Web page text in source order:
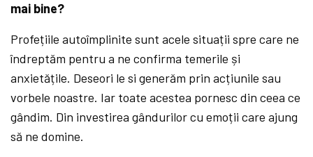
mai bine?
Profețiile autoîmplinite sunt acele situații spre care ne
îndreptăm pentru a ne confirma temerile și
anxietățile. Deseori le si generăm prin acțiunile sau
vorbele noastre. Iar toate acestea pornesc din ceea ce
gândim. Din investirea gândurilor cu emoții care ajung
să ne domine.